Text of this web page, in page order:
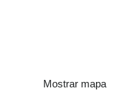
Mostrar mapa